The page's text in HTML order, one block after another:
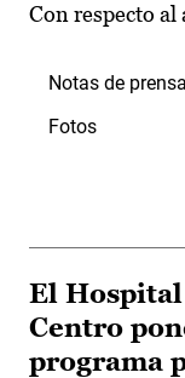
Con respecto
Notas de prensa
Fotos
El
Centro
programa